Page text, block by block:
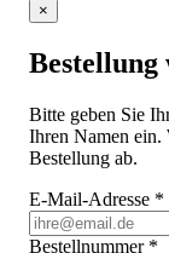
×
Bitte geben Sie
Ihren Namen ein.
Bestellung ab.
E-Mail-Adresse *
Bestellnummer *